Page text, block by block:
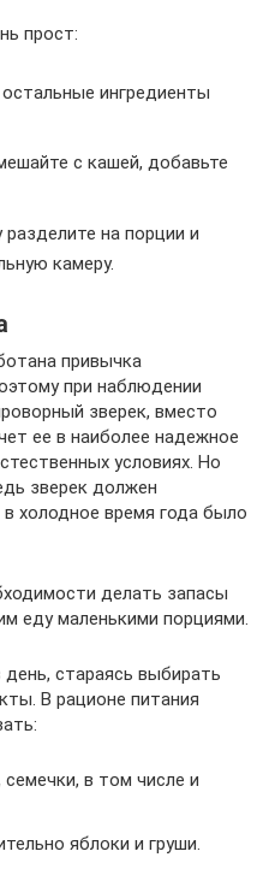
прост:
ингредиенты
с кашей, добавьте
на порции и
камеру.
привычка
при наблюдении
зверек, вместо
ее в наиболее надежное
условиях. Но
зверек должен
холодное время года было
делать запасы
еду маленькими порциями.
стараясь выбирать
В рационе питания
в том числе и
яблоки и груши.